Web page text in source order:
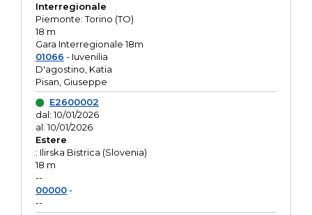
Interregionale
Piemonte: Torino (TO)
18 m
Gara Interregionale 18m
01066 - Iuvenilia
D'agostino, Katia
Pisan, Giuseppe
E2600002
dal: 10/01/2026
al: 10/01/2026
Estere
: Ilirska Bistrica (Slovenia)
18 m
--
00000-
--